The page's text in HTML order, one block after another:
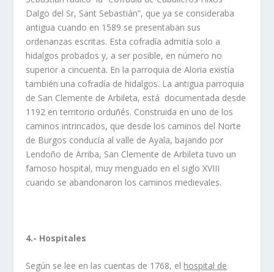
Dalgo del Sr, Sant Sebastián”, que ya se consideraba
antigua cuando en 1589 se presentaban sus
ordenanzas escritas. Esta cofradía admitía solo a
hidalgos probados y, a ser posible, en número no
superior a cincuenta. En la parroquia de Aloria existía
también una cofradía de hidalgos. La antigua parroquia
de San Clemente de Arbileta, está documentada desde
1192 en territorio orduñés. Construida en uno de los
caminos intrincados, que desde los caminos del Norte
de Burgos conducía al valle de Ayala, bajando por
Lendoño de Arriba, San Clemente de Arbileta tuvo un
famoso hospital, muy menguado en el siglo XVIII
cuando se abandonaron los caminos medievales.
4.- Hospitales
Según se lee en las cuentas de 1768, el hospital de